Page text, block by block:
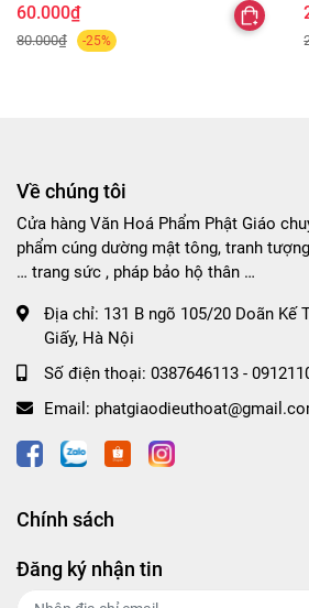
60.000₫
80.000₫ -25%
Về chúng tôi
Cửa hàng Văn Hoá Phẩm Phật Giáo
phẩm cúng dường mật tông, tranh
… trang sức , pháp bảo hộ thân …
Địa chỉ: 131 B ngõ 105/20 Doãn Kế
Giấy, Hà Nội
Số điện thoại: 0387646113 -
Email:
Chính sách
Đăng ký nhận tin